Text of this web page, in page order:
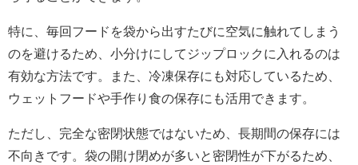
特に、毎回フードを袋から出すたびに空気に触れてしまう
のを避けるため、小分けにしてジップロックに入れるのは
有効な方法です。また、冷凍保存にも対応しているため、
ウェットフードや手作り食の保存にも活用できます。
ただし、完全な密閉状態ではないため、長期間の保存には
不向きです。袋の開け閉めが多いと密閉性が下がるため、